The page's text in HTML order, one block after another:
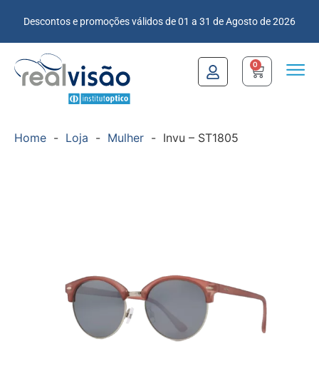
Descontos e promoções válidos de 01 a 31 de Agosto de 2026
0
Home - Loja - Mulher - Invu – ST1805